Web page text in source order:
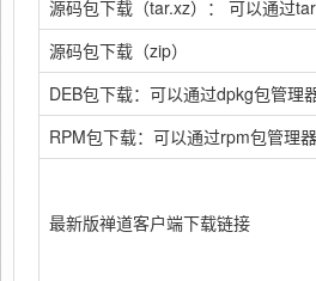
源码包下载（tar.xz）： 可以通过
源码包下载（zip）
DEB包下载：可以通过dpkg包管理
RPM包下载：可以通过rpm包管理
最新版禅道客户端下载链接